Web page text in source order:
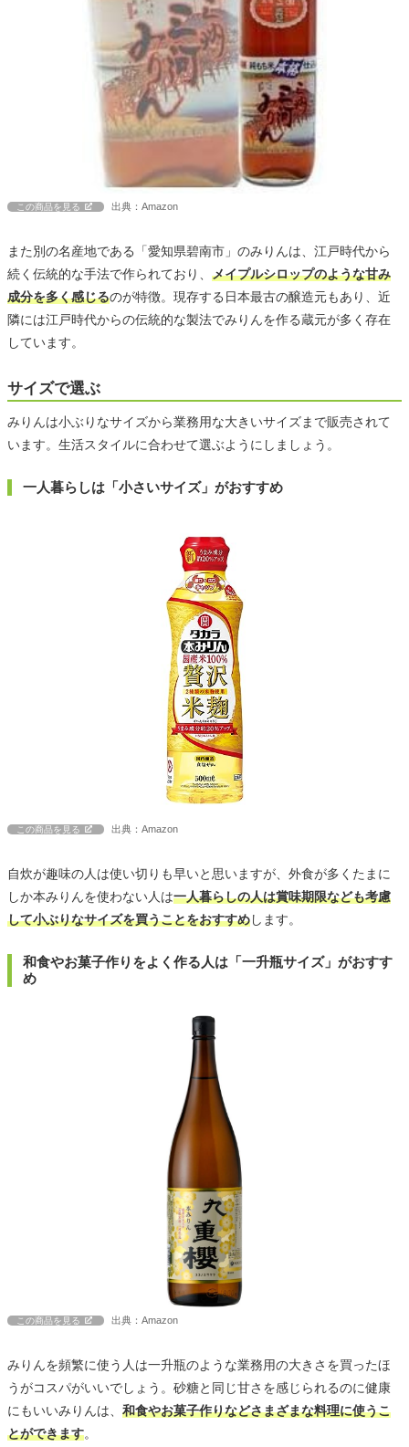
この商品を見る 出典：Amazon
また別の名産地である「愛知県碧南市」のみりんは、江戸時代から
続く伝統的な手法で作られており、 メイプルシロップのような甘み
成分を多く感じるのが特徴。現存する日本最古の醸造元もあり、近
隣には江戸時代からの伝統的な製法でみりんを作る蔵元が多く存在
しています。
サイズで選ぶ
みりんは小ぶりなサイズから業務用な大きいサイズまで販売されて
います。生活スタイルに合わせて選ぶようにしましょう。
一人暮らしは「小さいサイズ」がおすすめ
この商品を見る 出典：Amazon
自炊が趣味の人は使い切りも早いと思いますが、外食が多くたまに
しか本みりんを使わない人は一人暮らしの人は賞味期限なども考慮
して小ぶりなサイズを買うことをおすすめします。
和食やお菓子作りをよく作る人は「一升瓶サイズ」がおすす
め
この商品を見る 出典：Amazon
みりんを頻繁に使う人は一升瓶のような業務用の大きさを買ったほ
うがコスパがいいでしょう。砂糖と同じ甘さを感じられるのに健康
にもいいみりんは、 和食やお菓子作りなどさまざまな料理に使うこ
とができます。